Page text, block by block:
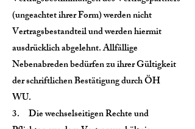
(ungeachtet ihrer Form) werden nicht
Vertragsbestandteil und werden hiermit
ausdrücklich abgelehnt. Allfällige
Nebenabreden bedürfen zu ihrer Gültigkeit
der schriftlichen Bestätigung durch ÖH
WU.
3. Die wechselseitigen Rechte und